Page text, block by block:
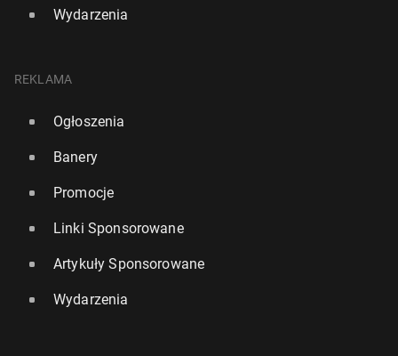
Wydarzenia
REKLAMA
Ogłoszenia
Banery
Promocje
Linki Sponsorowane
Artykuły Sponsorowane
Wydarzenia